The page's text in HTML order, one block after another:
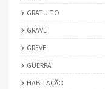
GRATUITO
GRAVE
GREVE
GUERRA
HABITAÇÃO